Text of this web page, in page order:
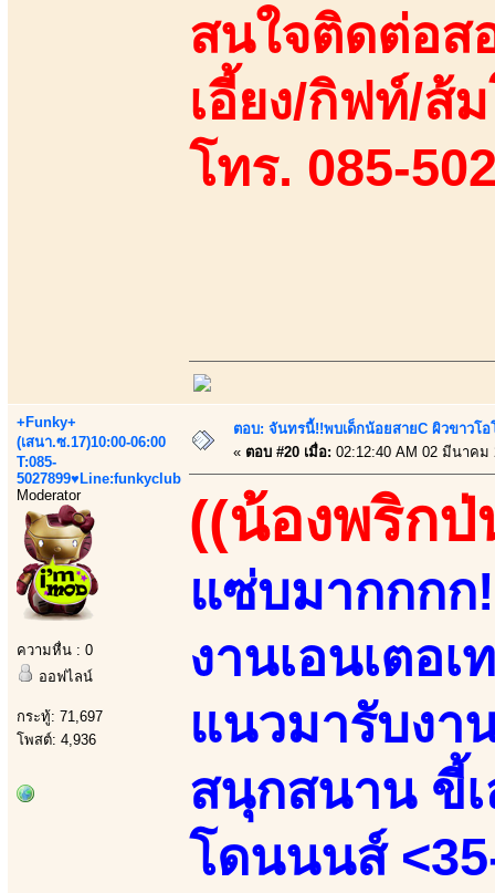
สนใจติดต่อส
เอี้ยง/กิฟท์/ส้
โทร. 085-
+Funky+
(เสนา.ซ.17)10:00-06:00
T:085-
5027899♥Line:funkyclub
Moderator
ความหื่น : 0
ออฟไลน์
กระทู้: 71,697
โพสต์: 4,936
ตอบ: จันทรนี้!!พบเด็กน้อยสายC ผิวขาวโ
« ตอบ #20 เมื่อ: 02:12:40 AM 02 มีนาคม
((น้องพริกป่
แซ่บมากกกก
งานเอนเตอ
แนวมารับงา
สนุกสนาน ขี้
โดนนนส์